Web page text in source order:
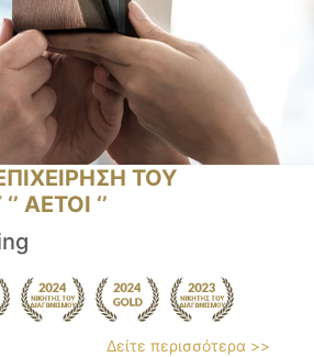
ΤΟΥ
ΑΕΤΟΙ ‘’
Δείτε περισσότερα >>